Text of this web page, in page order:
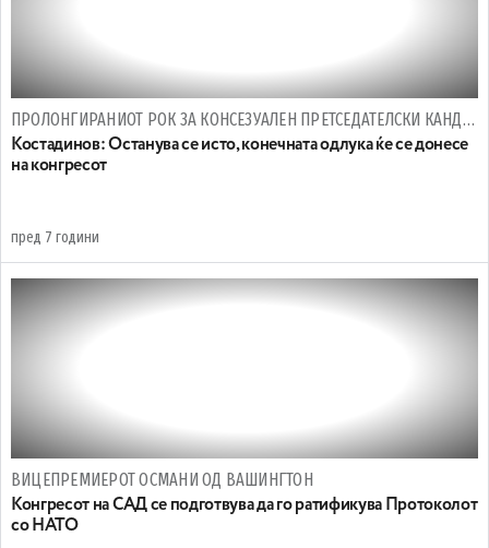
ПРОЛОНГИРАНИОТ РОК ЗА КОНСЕЗУАЛЕН ПРЕТСЕДАТЕЛСКИ КАНДИДАТ НЕ МЕНУВА НИШТО ВО СДСМ
Костадинов: Останува се исто, конечната одлука ќе се донесе
на конгресот
пред 7 години
ВИЦЕПРЕМИЕРОТ ОСМАНИ ОД ВАШИНГТОН
Конгресот на САД се подготвува да го ратификува Протоколот
со НАТО